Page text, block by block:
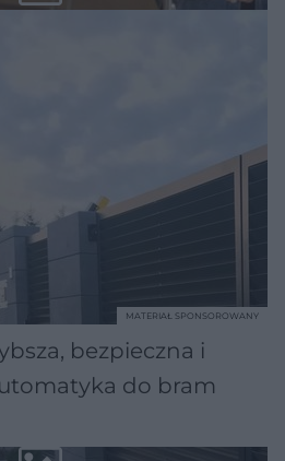
bezpieczna i
do bram
MATERIAŁ SPONSOROWANY